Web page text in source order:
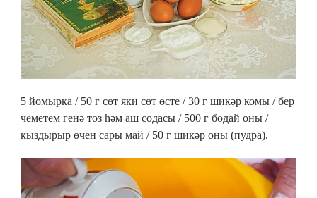
5 йомырка / 50 г сөт яки сөт өсте / 30 г шикәр комы / бер
чеметем генә тоз һәм аш содасы / 500 г бодай оны /
кыздырыр өчен сары май / 50 г шикәр оны (пудра).